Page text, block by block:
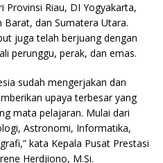
Provinsi Riau, DI Yogyakarta,
dan Sumatera Utara.
juga telah berjuang dengan
perunggu, perak, dan emas.
sudah mengerjakan dan
upaya terbesar yang
mata pelajaran. Mulai dari
Astronomi, Informatika,
kata Kepala Pusat Prestasi
Herdjiono, M.Si.